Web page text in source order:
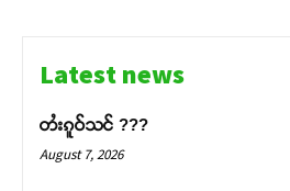
Latest news
တႆးၵူဝ်သင် ???
August 7, 2026